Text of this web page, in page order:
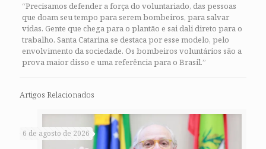
“Precisamos defender a força do voluntariado, das pessoas
que doam seu tempo para serem bombeiros, para salvar
vidas. Gente que chega para o plantão e sai dali direto para o
trabalho. Santa Catarina se destaca por esse modelo, pelo
envolvimento da sociedade. Os bombeiros voluntários são a
prova maior disso e uma referência para o Brasil.”
Artigos Relacionados
6 de agosto de 2026